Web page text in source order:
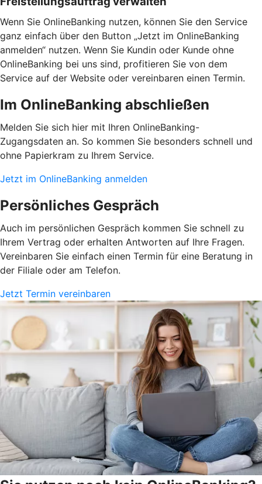
Wenn Sie OnlineBanking nutzen, können Sie den Service
ganz einfach über den Button „Jetzt im OnlineBanking
anmelden“ nutzen. Wenn Sie Kundin oder Kunde ohne
OnlineBanking bei uns sind, profitieren Sie von dem
Service auf der Website oder vereinbaren einen Termin.
Im OnlineBanking abschließen
Melden Sie sich hier mit Ihren OnlineBanking-
Zugangsdaten an. So kommen Sie besonders schnell und
ohne Papierkram zu Ihrem Service.
Jetzt im OnlineBanking anmelden
Persönliches Gespräch
Auch im persönlichen Gespräch kommen Sie schnell zu
Ihrem Vertrag oder erhalten Antworten auf Ihre Fragen.
Vereinbaren Sie einfach einen Termin für eine Beratung in
der Filiale oder am Telefon.
Jetzt Termin vereinbaren